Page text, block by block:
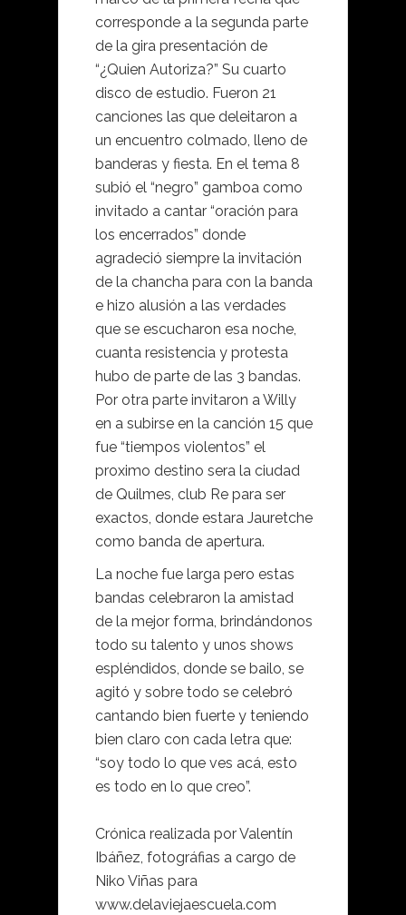
corresponde a la segunda parte
de la gira presentación de
“¿Quien Autoriza?” Su cuarto
disco de estudio. Fueron 21
canciones las que deleitaron a
un encuentro colmado, lleno de
banderas y fiesta. En el tema 8
subió el “negro” gamboa como
invitado a cantar “oración para
los encerrados” donde
agradeció siempre la invitación
de la chancha para con la banda
e hizo alusión a las verdades
que se escucharon esa noche,
cuanta resistencia y protesta
hubo de parte de las 3 bandas.
Por otra parte invitaron a Willy
en a subirse en la canción 15 que
fue “tiempos violentos” el
proximo destino sera la ciudad
de Quilmes, club Re para ser
exactos, donde estara Jauretche
como banda de apertura.
La noche fue larga pero estas
bandas celebraron la amistad
de la mejor forma, brindándonos
todo su talento y unos shows
espléndidos, donde se bailo, se
agitó y sobre todo se celebró
cantando bien fuerte y teniendo
bien claro con cada letra que:
“soy todo lo que ves acá, esto
es todo en lo que creo”.
Crónica realizada por Valentín
Ibáñez, fotográfias a cargo de
Niko Viñas para
www.delaviejaescuela.com